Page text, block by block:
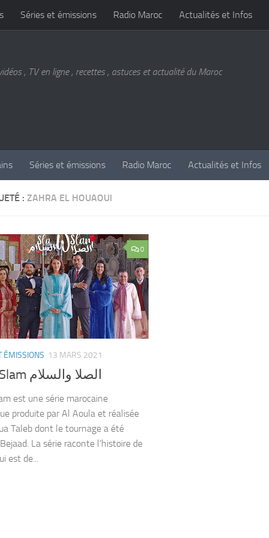
Séries et émissions Radio Maroc Actualités et Infos
, TV en ligne , recettes , astuces et actualité du Maroc
Séries et émissions Radio Maroc Actualités et Infos
: ZAHRA EL HOUAOUI
0
ÉMISSIONS 13 MARS 2021
Sla W Slam الصلا والسلام
est une série marocaine
produite par Al Aoula et réalisée
Taleb dont le tournage a été
La série raconte l’histoire de
est de...